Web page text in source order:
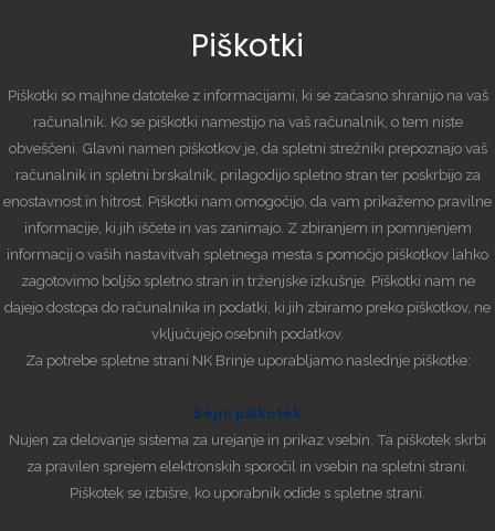
Piškotki
Piškotki so majhne datoteke z informacijami, ki se začasno shranijo na vaš
računalnik. Ko se piškotki namestijo na vaš računalnik, o tem niste
obveščeni. Glavni namen piškotkov je, da spletni strežniki prepoznajo vaš
računalnik in spletni brskalnik, prilagodijo spletno stran ter poskrbijo za
enostavnost in hitrost. Piškotki nam omogočijo, da vam prikažemo pravilne
informacije, ki jih iščete in vas zanimajo. Z zbiranjem in pomnjenjem
informacij o vaših nastavitvah spletnega mesta s pomočjo piškotkov lahko
zagotovimo boljšo spletno stran in trženjske izkušnje. Piškotki nam ne
dajejo dostopa do računalnika in podatki, ki jih zbiramo preko piškotkov, ne
vključujejo osebnih podatkov.
Za potrebe spletne strani NK Brinje uporabljamo naslednje piškotke:
Sejni piškotek
Nujen za delovanje sistema za urejanje in prikaz vsebin. Ta piškotek skrbi
za pravilen sprejem elektronskih sporočil in vsebin na spletni strani.
Piškotek se izbišre, ko uporabnik odide s spletne strani.